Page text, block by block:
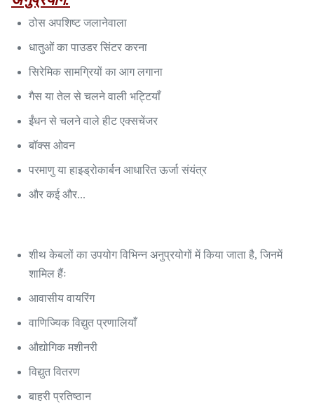
ठोस अपशिष्ट जलानेवाला
धातुओं का पाउडर सिंटर करना
सिरेमिक सामग्रियों का आग लगाना
गैस या तेल से चलने वाली भट्टियाँ
ईंधन से चलने वाले हीट एक्सचेंजर
बॉक्स ओवन
परमाणु या हाइड्रोकार्बन आधारित ऊर्जा संयंत्र
और कई और...
शीथ केबलों का उपयोग विभिन्न अनुप्रयोगों में किया जाता है, जिनमें
शामिल हैंः
आवासीय वायरिंग
वाणिज्यिक विद्युत प्रणालियाँ
औद्योगिक मशीनरी
विद्युत वितरण
बाहरी प्रतिष्ठान